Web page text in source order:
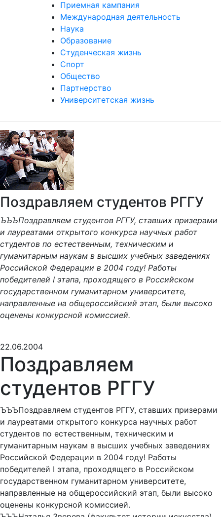
Приемная кампания
Международная деятельность
Наука
Образование
Студенческая жизнь
Спорт
Общество
Партнерство
Университетская жизнь
Поздравляем студентов РГГУ
ЪЪЪПоздравляем студентов РГГУ, ставших призерами
и лауреатами открытого конкурса научных работ
студентов по естественным, техническим и
гуманитарным наукам в высших учебных заведениях
Российской Федерации в 2004 году! Работы
победителей I этапа, проходящего в Российском
государственном гуманитарном университете,
направленные на общероссийский этап, были высоко
оценены конкурсной комиссией.
22.06.2004
Поздравляем
студентов РГГУ
ЪЪЪПоздравляем студентов РГГУ, ставших призерами
и лауреатами открытого конкурса научных работ
студентов по естественным, техническим и
гуманитарным наукам в высших учебных заведениях
Российской Федерации в 2004 году! Работы
победителей I этапа, проходящего в Российском
государственном гуманитарном университете,
направленные на общероссийский этап, были высоко
оценены конкурсной комиссией.